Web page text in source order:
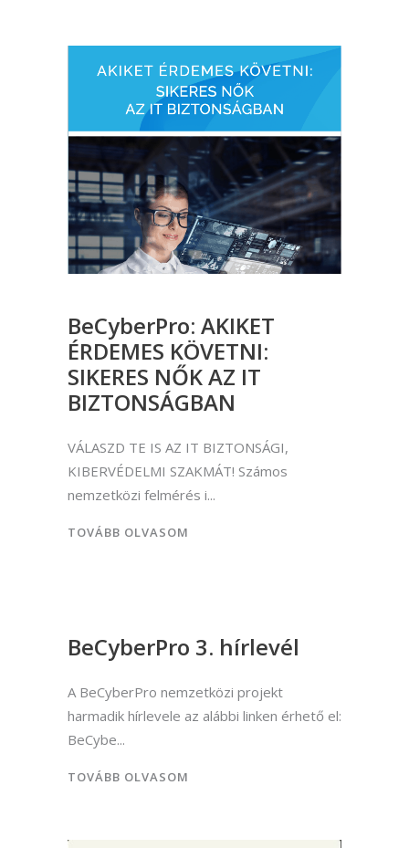
BeCyberPro: AKIKET
ÉRDEMES KÖVETNI:
SIKERES NŐK AZ IT
BIZTONSÁGBAN
VÁLASZD TE IS AZ IT BIZTONSÁGI,
KIBERVÉDELMI SZAKMÁT! Számos
nemzetközi felmérés i
TOVÁBB OLVASOM
BeCyberPro 3. hírlevél
A BeCyberPro nemzetközi projekt
harmadik hírlevele az alábbi linken érhető el:
BeCybe
TOVÁBB OLVASOM